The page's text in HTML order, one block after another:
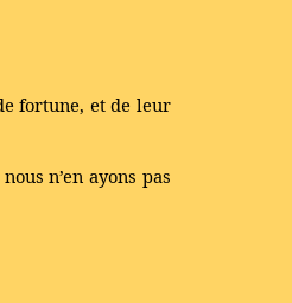
fortune, et de leur
n’en ayons pas